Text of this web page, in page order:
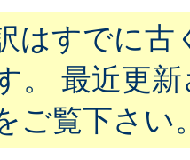
はすでに古
。 最近更
ご覧下さい